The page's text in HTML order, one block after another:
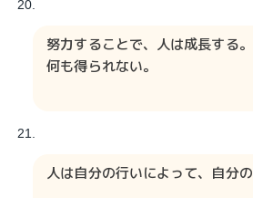
努力することで、人は成長する
何も得られない。
人は自分の行いによって、自分の